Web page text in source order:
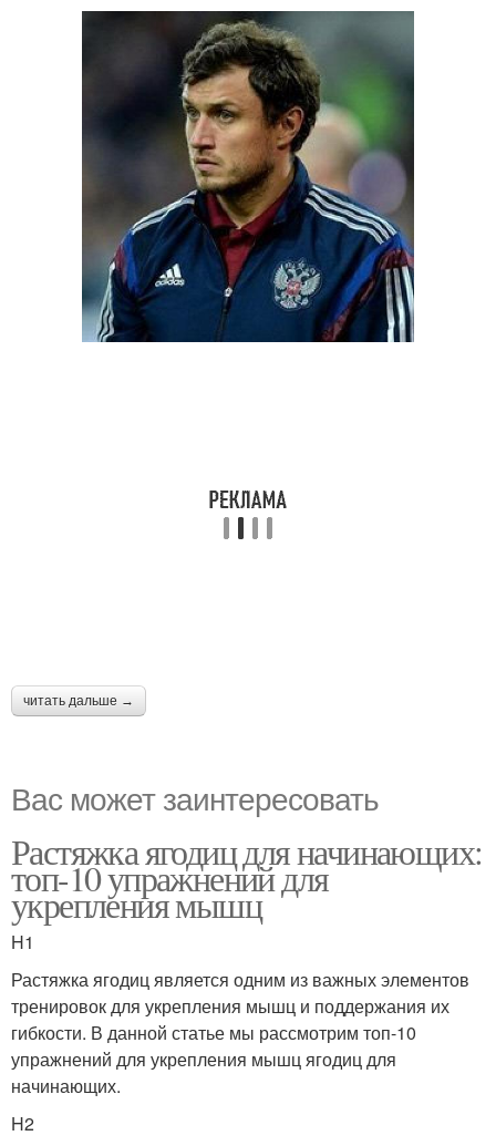
читать дальше →
Вас может заинтересовать
Растяжка ягодиц для начинающих:
топ-10 упражнений для
укрепления мышц
H1
Растяжка ягодиц является одним из важных элементов
тренировок для укрепления мышц и поддержания их
гибкости. В данной статье мы рассмотрим топ-10
упражнений для укрепления мышц ягодиц для
начинающих.
H2